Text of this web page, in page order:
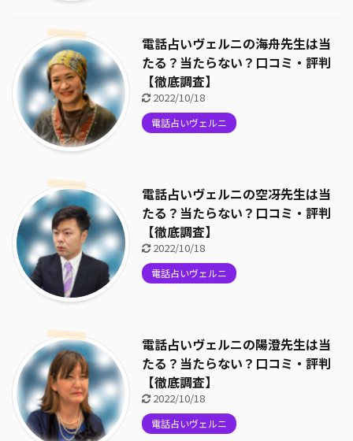
電話占いヴェルニの海舟先生は当
たる？当たらない？口コミ・評判
【徹底調査】
2022/10/18
電話占いヴェルニ
電話占いヴェルニの空冴先生は当
たる？当たらない？口コミ・評判
【徹底調査】
2022/10/18
電話占いヴェルニ
電話占いヴェルニの陽澄先生は当
たる？当たらない？口コミ・評判
【徹底調査】
2022/10/18
電話占いヴェルニ